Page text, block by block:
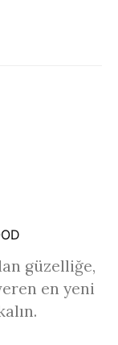
güzelliğe,
en yeni